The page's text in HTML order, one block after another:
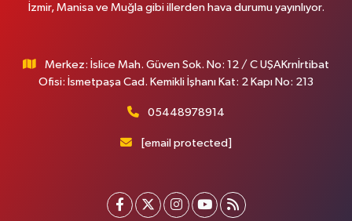
İzmir, Manisa ve Muğla gibi illerden hava durumu yayınlıyor.
Merkez: İslice Mah. Güven Sok. No: 12 / C UŞAKrnİrtibat
Ofisi: İsmetpaşa Cad. Kemikli İşhanı Kat: 2 Kapı No: 213
05448978914
[email protected]